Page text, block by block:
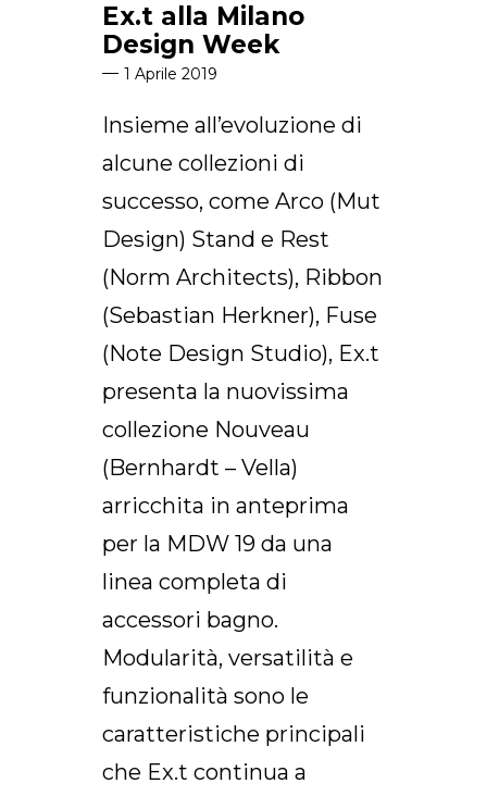
Ex.t alla Milano
Design Week
1 Aprile 2019
Insieme all’evoluzione di
alcune collezioni di
successo, come Arco (Mut
Design) Stand e Rest
(Norm Architects), Ribbon
(Sebastian Herkner), Fuse
(Note Design Studio), Ex.t
presenta la nuovissima
collezione Nouveau
(Bernhardt – Vella)
arricchita in anteprima
per la MDW 19 da una
linea completa di
accessori bagno.
Modularità, versatilità e
funzionalità sono le
caratteristiche principali
che Ex.t continua a